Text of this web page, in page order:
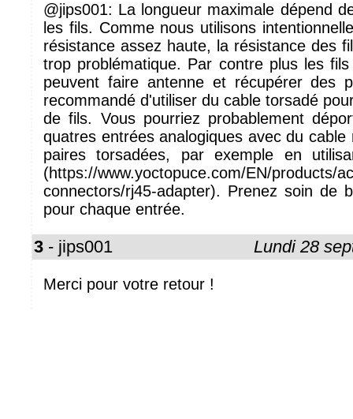
@jips001: La longueur maximale dépend
les fils. Comme nous utilisons
résistance assez haute, la résistance des
trop problématique. Par contre plus les
peuvent faire antenne et récupérer des
recommandé d'utiliser du cable torsadé
de fils. Vous pourriez probablement
quatres entrées analogiques avec du
paires torsadées, par exemple en
(https://www.yoctopuce.com/EN/products/
connectors/rj45-adapter). Prenez soin de
pour chaque entrée.
3 - jips001 Lundi 28
Merci pour votre retour !